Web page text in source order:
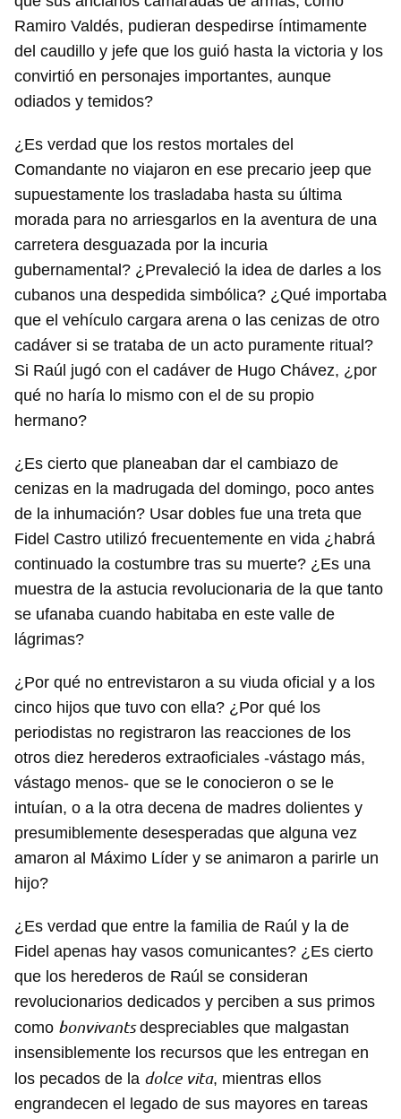
Ramiro Valdés, pudieran despedirse íntimamente
del caudillo y jefe que los guió hasta la victoria y los
convirtió en personajes importantes, aunque
odiados y temidos?
¿Es verdad que los restos mortales del
Comandante no viajaron en ese precario jeep que
supuestamente los trasladaba hasta su última
morada para no arriesgarlos en la aventura de una
carretera desguazada por la incuria
gubernamental? ¿Prevaleció la idea de darles a los
cubanos una despedida simbólica? ¿Qué importaba
que el vehículo cargara arena o las cenizas de otro
cadáver si se trataba de un acto puramente ritual?
Si Raúl jugó con el cadáver de Hugo Chávez, ¿por
qué no haría lo mismo con el de su propio
hermano?
¿Es cierto que planeaban dar el cambiazo de
cenizas en la madrugada del domingo, poco antes
de la inhumación? Usar dobles fue una treta que
Fidel Castro utilizó frecuentemente en vida ¿habrá
continuado la costumbre tras su muerte? ¿Es una
muestra de la astucia revolucionaria de la que tanto
se ufanaba cuando habitaba en este valle de
lágrimas?
¿Por qué no entrevistaron a su viuda oficial y a los
cinco hijos que tuvo con ella? ¿Por qué los
periodistas no registraron las reacciones de los
otros diez herederos extraoficiales -vástago más,
vástago menos- que se le conocieron o se le
intuían, o a la otra decena de madres dolientes y
presumiblemente desesperadas que alguna vez
amaron al Máximo Líder y se animaron a parirle un
hijo?
¿Es verdad que entre la familia de Raúl y la de
Fidel apenas hay vasos comunicantes? ¿Es cierto
que los herederos de Raúl se consideran
revolucionarios dedicados y perciben a sus primos
como bonvivantsdespreciables que malgastan
insensiblemente los recursos que les entregan en
los pecados de la dolce vita, mientras ellos
engrandecen el legado de sus mayores en tareas